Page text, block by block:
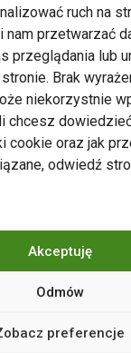
ruch na
przetwarzać
przeglądania lub
Brak
niekorzystnie
chcesz
cookie oraz jak
odwiedź
Akceptuję
Odmów
preferencje
w
770 Poznań
zastrzeżone.